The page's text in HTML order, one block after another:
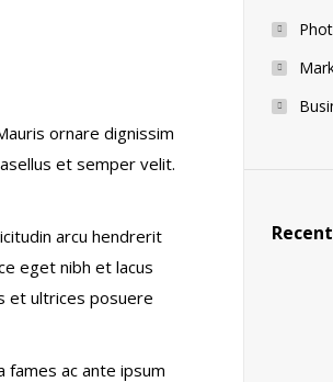
ornare dignissim
et semper velit.
arcu hendrerit
eget nibh et lacus
et ultrices posuere
fames ac ante ipsum